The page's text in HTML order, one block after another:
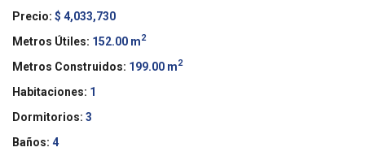
Precio: $ 4,033,730
Metros Útiles: 152.00 m2
Metros Construidos: 199.00 m2
Habitaciones: 1
Dormitorios: 3
Baños: 4